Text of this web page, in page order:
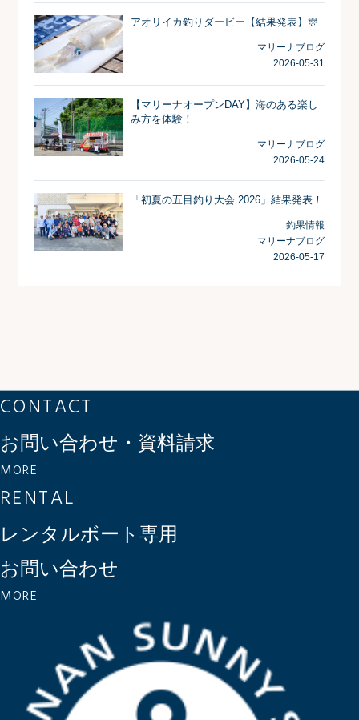
アオリイカ釣りダービー【結果発表】🎊
マリーナブログ
2026-05-31
【マリーナオープンDAY】海のある楽し
み方を体験！
マリーナブログ
2026-05-24
「初夏の五目釣り大会 2026」結果発表！
釣果情報
マリーナブログ
2026-05-17
CONTACT
お問い合わせ・資料請求
MORE
RENTAL
レンタルボート専用
お問い合わせ
MORE